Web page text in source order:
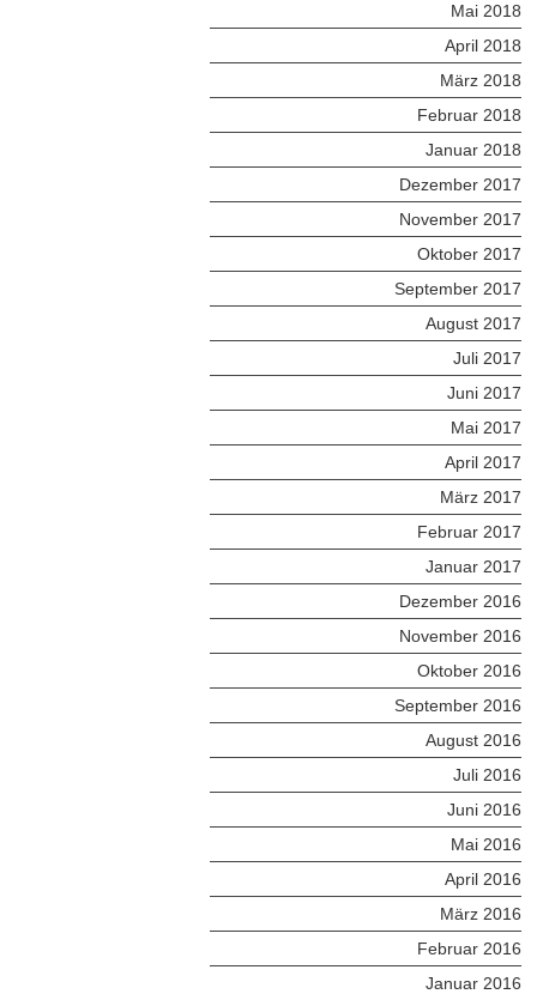
Mai 2018
April 2018
März 2018
Februar 2018
Januar 2018
Dezember 2017
November 2017
Oktober 2017
September 2017
August 2017
Juli 2017
Juni 2017
Mai 2017
April 2017
März 2017
Februar 2017
Januar 2017
Dezember 2016
November 2016
Oktober 2016
September 2016
August 2016
Juli 2016
Juni 2016
Mai 2016
April 2016
März 2016
Februar 2016
Januar 2016